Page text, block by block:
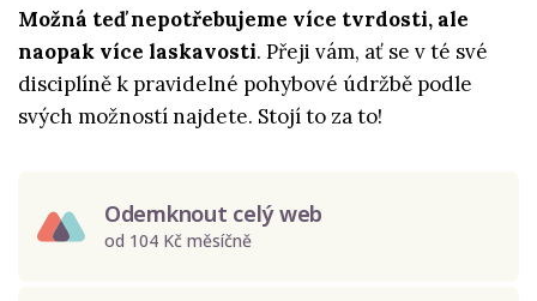
Možná teď nepotřebujeme více tvrdosti, ale
naopak více laskavosti. Přeji vám, ať se v té své
disciplíně k pravidelné pohybové údržbě podle
svých možností najdete. Stojí to za to!
Odemknout celý web
od 104 Kč měsíčně